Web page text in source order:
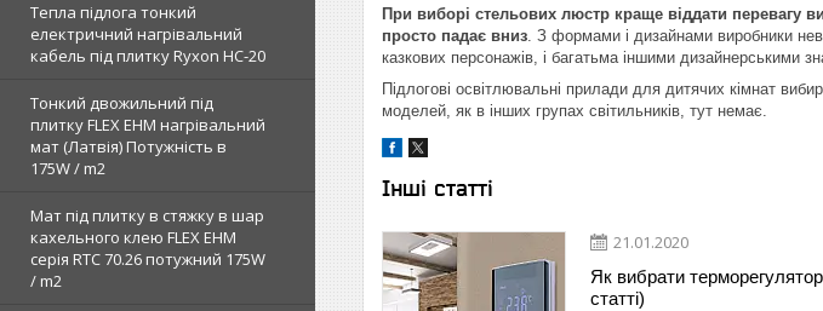
Тепла підлога тонкий
електричний нагрівальний
кабель під плитку Ryxon HC-20
Тонкий двожильний під
плитку FLEX EHM нагрівальний
мат (Латвія) Потужність в
175W / m2
Мат під плитку в стяжку в шар
кахельного клею FLEX EHM
серія RTC 70.26 потужний 175W
/ m2
При виборі стельових люстр краще віддати перевагу
просто падає вниз. З формами і дизайнами виробники
казкових персонажів, і багатьма іншими дизайнерськими
Підлогові освітлювальні прилади для дитячих кімнат
моделей, як в інших групах світильників, тут немає.
Інші статті
21.01.2020
Як вибрати терморегулятор
статті)